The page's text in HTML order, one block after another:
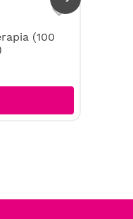
(100